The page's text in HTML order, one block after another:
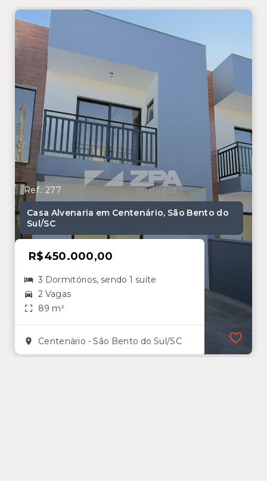
Ref.: 277
Casa Alvenaria em Centenário, São Bento do
Sul/SC
R$450.000,00
3 Dormitórios, sendo 1 suíte
2 Vagas
89 m²
Centenário - São Bento do Sul/SC